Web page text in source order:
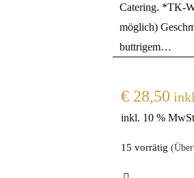
Catering. *TK-
möglich)
buttrigem…
€ 28,50
inkl. 10 %
15 vorrätig